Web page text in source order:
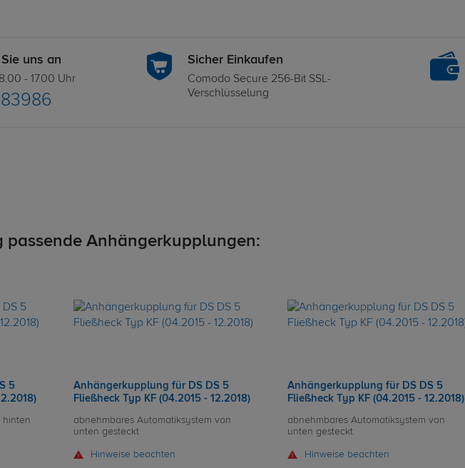
uns an
- 17.00 Uhr
Sicher Einkaufen
Comodo Secure 256-Bit SSL-
Verschlüsselung
passende Anhängerkupplungen:
5
hinten
Anhängerkupplung für DS DS 5
Fließheck Typ KF (04.2015 - 12.2018)
abnehmbares Automatiksystem von
unten gesteckt
Hinweise beachten
Anhängerkupplung für DS DS 5
Fließheck Typ KF (04.2015 - 12.2018)
abnehmbares Automatiksystem von
unten gesteckt
Hinweise beachten